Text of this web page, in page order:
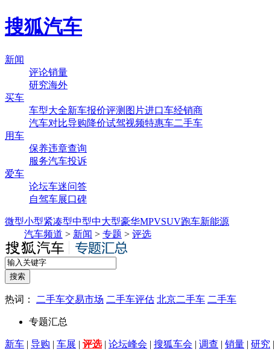
搜狐汽车
新闻
评论销量
研究海外
买车
车型大全新车报价评测 图片进口车经销商
汽车对比导购降价试驾视频特惠车二手车
用车
保养违章查询
服务汽车投诉
爱车
论坛车迷问答
自驾车展口碑
微型小型紧凑型中型中大型豪华MPVSUV跑车新能源
汽车频道 > 新闻 > 专题 > 评选
热词： 二手车交易市场 二手车评估 北京二手车 二手车
专题汇总
新车 | 导购 | 车展 | 评选| 论坛峰会 | 搜狐车会 | 调查 | 销量 | 研究 |